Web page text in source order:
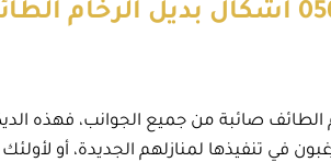
الطائف صائبة من جميع الجوانب، فهذه
في تنفيذها لمنازلهم الجديدة، أو